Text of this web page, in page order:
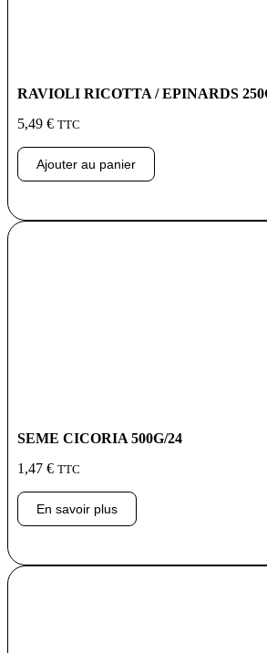
RAVIOLI RICOTTA / EPINARDS
5,49 € TTC
Ajouter au panier
SEME CICORIA 500G/24
1,47 € TTC
En savoir plus